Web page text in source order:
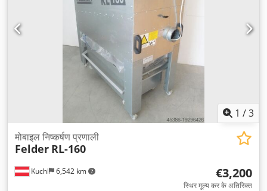
1 /3
Kuchl 6,542 km
मोबाइल निष्कर्षण प्रणाली
Felder RL-160
€3,200
स्थिर मूल्य कर के अतिरिक्त